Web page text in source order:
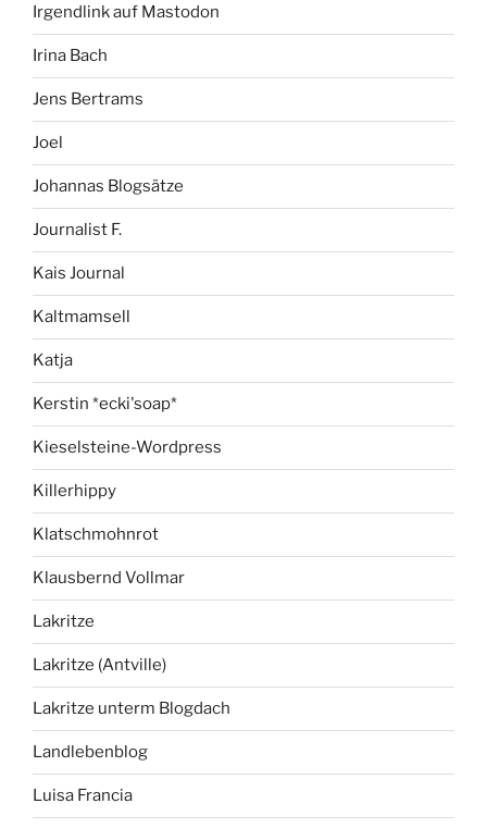
Irgendlink auf Mastodon
Irina Bach
Jens Bertrams
Joel
Johannas Blogsätze
Journalist F.
Kais Journal
Kaltmamsell
Katja
Kerstin *ecki'soap*
Kieselsteine-Wordpress
Killerhippy
Klatschmohnrot
Klausbernd Vollmar
Lakritze
Lakritze (Antville)
Lakritze unterm Blogdach
Landlebenblog
Luisa Francia